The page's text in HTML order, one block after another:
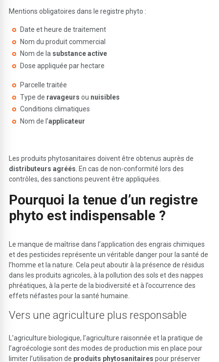
Mentions obligatoires dans le registre phyto :
Date et heure de traitement
Nom du produit commercial
Nom de la substance active
Dose appliquée par hectare
Parcelle traitée
Type de ravageurs ou nuisibles
Conditions climatiques
Nom de l’applicateur
Les produits phytosanitaires doivent être obtenus auprès de
distributeurs agréés . En cas de non-conformité lors des
contrôles, des sanctions peuvent être appliquées.
Pourquoi la tenue d’un registre
phyto est indispensable ?
Le manque de maîtrise dans l’application des engrais chimiques
et des pesticides représente un véritable danger pour la santé de
l’homme et la nature. Cela peut aboutir à la présence de résidus
dans les produits agricoles, à la pollution des sols et des nappes
phréatiques, à la perte de la biodiversité et à l’occurrence des
effets néfastes pour la santé humaine.
Vers une agriculture plus responsable
L’agriculture biologique, l’agriculture raisonnée et la pratique de
l’agroécologie sont des modes de production mis en place pour
limiter l’utilisation de produits phytosanitairespour préserver